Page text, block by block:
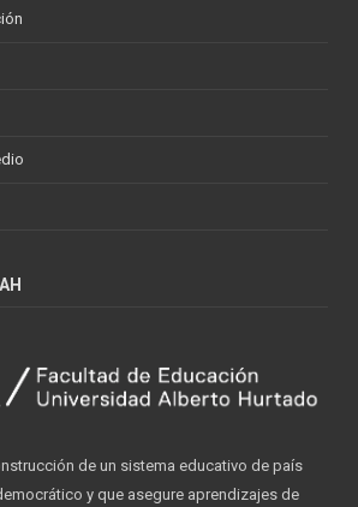
de un sistema educativo de país
y que asegure aprendizajes de